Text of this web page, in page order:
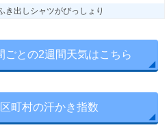
き出しシャツがびっしょり
ごとの2週間天気はこちら
町村の汗かき指数